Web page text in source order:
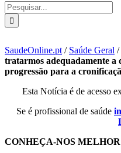
Pesquisar
SaudeOnline.pt / Saúde Geral /
tratarmos adequadamente
progressão para a
Esta Notícia é de acesso
Se é profissional de saúde
CONHEÇA-NOS MELHOR